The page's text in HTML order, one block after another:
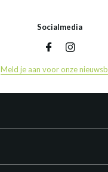
Socialmedia
Meld je aan voor onze